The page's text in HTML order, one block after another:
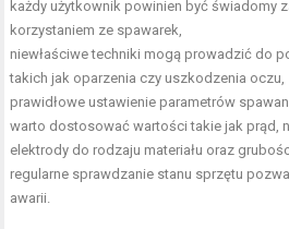
każdy użytkownik powinien być świadomy
korzystaniem ze spawarek,
niewłaściwe techniki mogą prowadzić do
takich jak oparzenia czy uszkodzenia oczu,
prawidłowe ustawienie parametrów
warto dostosować wartości takie jak prąd,
elektrody do rodzaju materiału oraz
regularne sprawdzanie stanu sprzętu
awarii.